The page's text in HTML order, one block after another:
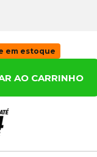
em estoque
AO CARRINHO